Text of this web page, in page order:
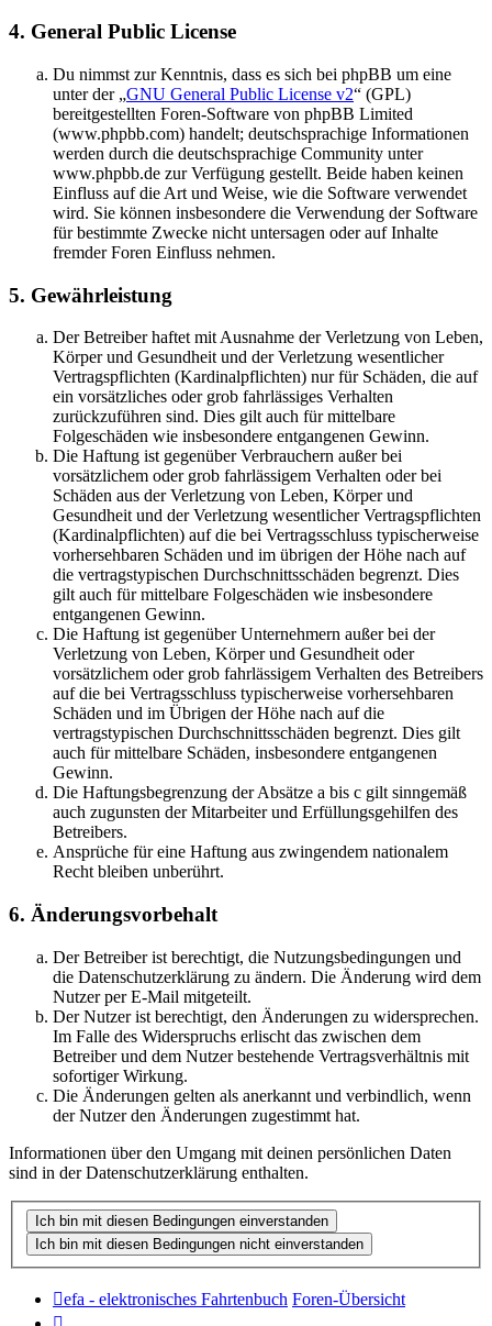
4. General Public License
Du nimmst zur Kenntnis, dass es sich bei phpBB um eine
unter der „GNU General Public License v2“ (GPL)
bereitgestellten Foren-Software von phpBB Limited
(www.phpbb.com) handelt; deutschsprachige Informationen
werden durch die deutschsprachige Community unter
www.phpbb.de zur Verfügung gestellt. Beide haben keinen
Einfluss auf die Art und Weise, wie die Software verwendet
wird. Sie können insbesondere die Verwendung der Software
für bestimmte Zwecke nicht untersagen oder auf Inhalte
fremder Foren Einfluss nehmen.
5. Gewährleistung
Der Betreiber haftet mit Ausnahme der Verletzung von Leben,
Körper und Gesundheit und der Verletzung wesentlicher
Vertragspflichten (Kardinalpflichten) nur für Schäden, die auf
ein vorsätzliches oder grob fahrlässiges Verhalten
zurückzuführen sind. Dies gilt auch für mittelbare
Folgeschäden wie insbesondere entgangenen Gewinn.
Die Haftung ist gegenüber Verbrauchern außer bei
vorsätzlichem oder grob fahrlässigem Verhalten oder bei
Schäden aus der Verletzung von Leben, Körper und
Gesundheit und der Verletzung wesentlicher Vertragspflichten
(Kardinalpflichten) auf die bei Vertragsschluss typischerweise
vorhersehbaren Schäden und im übrigen der Höhe nach auf
die vertragstypischen Durchschnittsschäden begrenzt. Dies
gilt auch für mittelbare Folgeschäden wie insbesondere
entgangenen Gewinn.
Die Haftung ist gegenüber Unternehmern außer bei der
Verletzung von Leben, Körper und Gesundheit oder
vorsätzlichem oder grob fahrlässigem Verhalten des Betreibers
auf die bei Vertragsschluss typischerweise vorhersehbaren
Schäden und im Übrigen der Höhe nach auf die
vertragstypischen Durchschnittsschäden begrenzt. Dies gilt
auch für mittelbare Schäden, insbesondere entgangenen
Gewinn.
Die Haftungsbegrenzung der Absätze a bis c gilt sinngemäß
auch zugunsten der Mitarbeiter und Erfüllungsgehilfen des
Betreibers.
Ansprüche für eine Haftung aus zwingendem nationalem
Recht bleiben unberührt.
6. Änderungsvorbehalt
Der Betreiber ist berechtigt, die Nutzungsbedingungen und
die Datenschutzerklärung zu ändern. Die Änderung wird dem
Nutzer per E-Mail mitgeteilt.
Der Nutzer ist berechtigt, den Änderungen zu widersprechen.
Im Falle des Widerspruchs erlischt das zwischen dem
Betreiber und dem Nutzer bestehende Vertragsverhältnis mit
sofortiger Wirkung.
Die Änderungen gelten als anerkannt und verbindlich, wenn
der Nutzer den Änderungen zugestimmt hat.
Informationen über den Umgang mit deinen persönlichen Daten
sind in der Datenschutzerklärung enthalten.
efa - elektronisches Fahrtenbuch Foren-Übersicht